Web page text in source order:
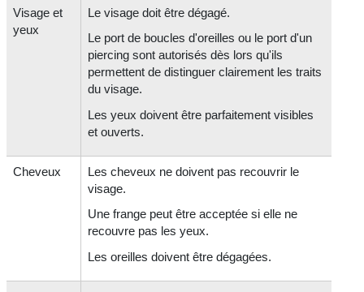
Visage et
yeux
Le visage doit être dégagé.
Le port de boucles d'oreilles ou le port d'un
piercing sont autorisés dès lors qu'ils
permettent de distinguer clairement les traits
du visage.
Les yeux doivent être parfaitement visibles
et ouverts.
Cheveux
Les cheveux ne doivent pas recouvrir le
visage.
Une frange peut être acceptée si elle ne
recouvre pas les yeux.
Les oreilles doivent être dégagées.